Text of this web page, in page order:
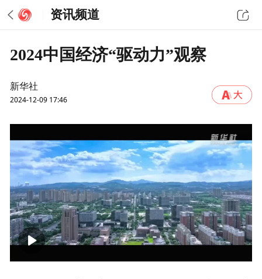
资讯频道
2024中国经济“驱动力”观察
新华社
2024-12-09 17:46